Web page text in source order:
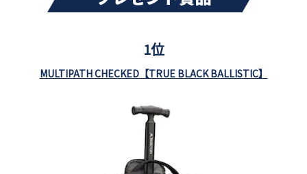
1位
MULTIPATH CHECKED【TRUE BLACK BALLISTIC】